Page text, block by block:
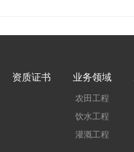
资质证书 业务领域
农田工程
饮水工程
灌溉工程